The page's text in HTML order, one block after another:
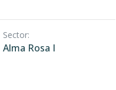
Sector:
Alma Rosa I